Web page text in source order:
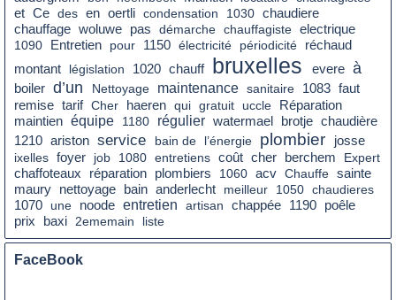
et Ce des en oertli condensation 1030 chaudiere
chauffage woluwe pas démarche chauffagiste electrique
1090
Entretien pour 1150 électricité périodicité
réchaud
montant
législation 1020 chauff bruxelles evere à
boiler d’un Nettoyage maintenance sanitaire 1083 faut
remise tarif Cher haeren qui gratuit uccle
Réparation
maintien équipe 1180 régulier watermael brotje chaudière
1210 ariston service bain de l’énergie plombier
josse
ixelles foyer job 1080 entretiens coût cher berchem
Expert
chaffoteaux
réparation plombiers 1060 acv Chauffe sainte
maury
nettoyage bain anderlecht meilleur 1050 chaudieres
1070
une noode entretien artisan chappée 1190
poêle
prix
baxi 2ememain liste
FaceBook